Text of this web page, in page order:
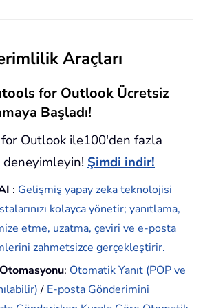
Araçları
for Outlook Ücretsiz
Başladı!
Outlook ile100'den fazla
Şimdi indir!
: Gelişmiş yapay zeka teknolojisi
kolayca yönetir; yanıtlama,
etme, uzatma, çeviri ve e-posta
zahmetsizce gerçekleştirir.
: Otomatik Yanıt (POP ve
/ E-posta Gönderimini